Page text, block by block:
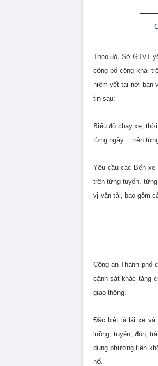
Theo đó, Sở GTVT
công bố công khai
niêm yết tại nơi bán
tin sau:
Biểu đồ chạy xe,
từng ngày… trên
Yêu cầu các Bến
trên từng tuyến,
vị vận tải, bao gồm
Công an Thành
cảnh sát khác tăng
giao thông.
Đặc biệt là lái xe và
luồng, tuyến; đón,
dụng phương tiên
nổ.